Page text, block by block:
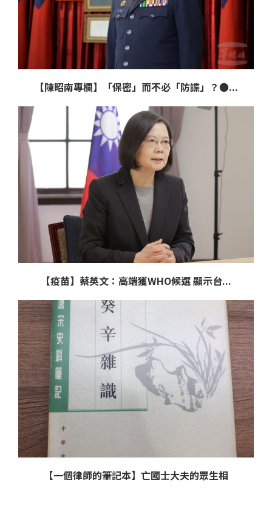
【陳昭南專欄】「保密」而不必「防諜」？●...
【疫苗】蔡英文：高端獲WHO候選 顯示台...
【一個律師的筆記本】亡國士大夫的眾生相